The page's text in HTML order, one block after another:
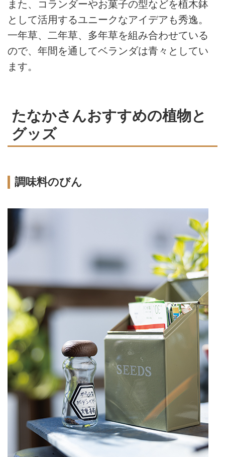
また、コランダーやお菓子の型などを植木鉢
として活用するユニークなアイデアも秀逸。
一年草、二年草、多年草を組み合わせている
ので、年間を通してベランダは青々としてい
ます。
たなかさんおすすめの植物と
グッズ
調味料のびん